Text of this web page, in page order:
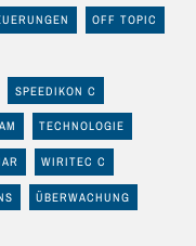
OFF TOPIC
SPEEDIKON C
TECHNOLOGIE
WIRITEC C
ÜBERWACHUNG